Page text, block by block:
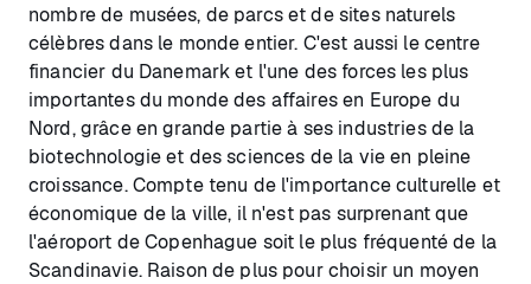
nombre de musées, de parcs et de sites naturels
célèbres dans le monde entier. C'est aussi le centre
financier du Danemark et l'une des forces les plus
importantes du monde des affaires en Europe du
Nord, grâce en grande partie à ses industries de la
biotechnologie et des sciences de la vie en pleine
croissance. Compte tenu de l'importance culturelle et
économique de la ville, il n'est pas surprenant que
l'aéroport de Copenhague soit le plus fréquenté de la
Scandinavie. Raison de plus pour choisir un moyen